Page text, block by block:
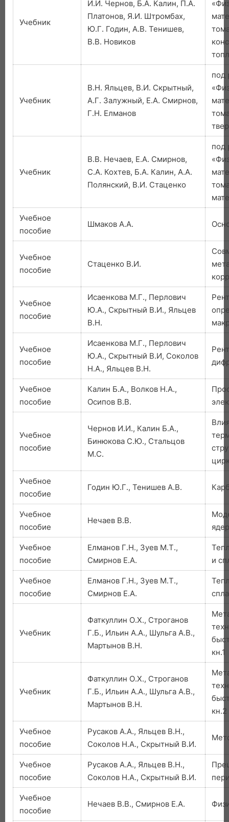
Учебник
И.И. Чернов, Б.А. Калин, П.А.
Платонов, Я.И. Штромбах,
Ю.Г. Годин, А.В. Тенишев,
В.В. Новиков
Учебник
В.Н. Яльцев, В.И. Скрытный,
А.Г. Залужный, Е.А. Смирнов,
Г.Н. Елманов
под
Учебник
В.В. Нечаев, Е.А. Смирнов,
С.А. Кохтев, Б.А. Калин, А.А.
Полянский, В.И. Стаценко
под
Учебное
пособие
Шмаков А.А.
Учебное
пособие
Стаценко В.И.
Учебное
пособие
Исаенкова М.Г., Перлович
Ю.А., Скрытный В.И., Яльцев
В.Н.
Учебное
пособие
Исаенкова М.Г., Перлович
Ю.А., Скрытный В.И, Соколов
Н.А., Яльцев В.Н.
Учебное
пособие
Калин Б.А., Волков Н.А.,
Осипов В.В.
Учебное
пособие
Чернов И.И., Калин Б.А.,
Бинюкова С.Ю., Стальцов
М.С.
Учебное
пособие
Годин Ю.Г., Тенишев А.В.
Учебное
пособие
Нечаев В.В.
Учебное
пособие
Елманов Г.Н., Зуев М.Т.,
Смирнов Е.А.
и
Учебное
пособие
Елманов Г.Н., Зуев М.Т.,
Смирнов Е.А.
Учебник
Фаткуллин О.Х., Строганов
Г.Б., Ильин А.А., Шульга А.В.,
Мартынов В.Н.
кн.1
Учебник
Фаткуллин О.Х., Строганов
Г.Б., Ильин А.А., Шульга А.В.,
Мартынов В.Н.
кн.2
Учебное
пособие
Русаков А.А., Яльцев В.Н.,
Соколов Н.А., Скрытный В.И.
Учебное
пособие
Русаков А.А., Яльцев В.Н.,
Соколов Н.А., Скрытный В.И.
Учебное
пособие
Нечаев В.В., Смирнов Е.А.